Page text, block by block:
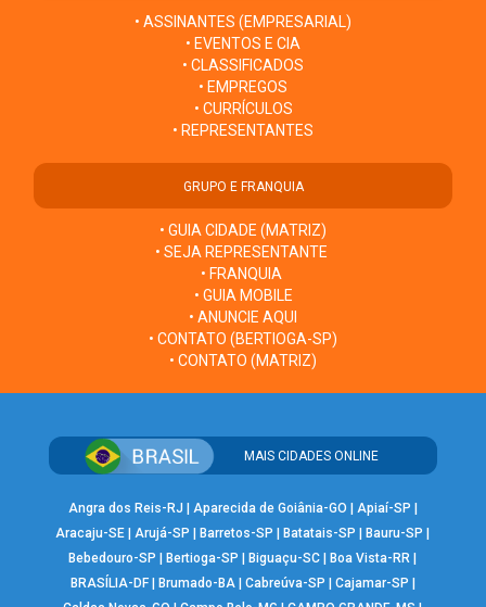
• ASSINANTES (EMPRESARIAL)
• EVENTOS E CIA
• CLASSIFICADOS
• EMPREGOS
• CURRÍCULOS
• REPRESENTANTES
GRUPO E FRANQUIA
• GUIA CIDADE (MATRIZ)
• SEJA REPRESENTANTE
• FRANQUIA
• GUIA MOBILE
• ANUNCIE AQUI
• CONTATO (BERTIOGA-SP)
• CONTATO (MATRIZ)
MAIS CIDADES ONLINE
Angra dos Reis-RJ | Aparecida de Goiânia-GO | Apiaí-SP |
Aracaju-SE | Arujá-SP |Barretos-SP |Batatais-SP |Bauru-SP |
Bebedouro-SP |Bertioga-SP |Biguaçu-SC |Boa Vista-RR |
BRASÍLIA-DF| Brumado-BA| Cabreúva-SP | Cajamar-SP |